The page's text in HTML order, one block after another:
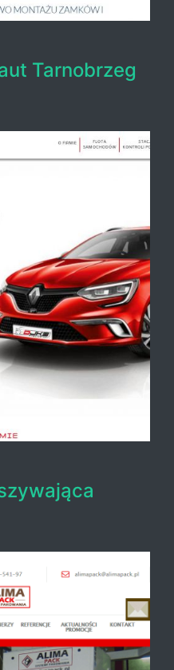
Tarnobrzeg